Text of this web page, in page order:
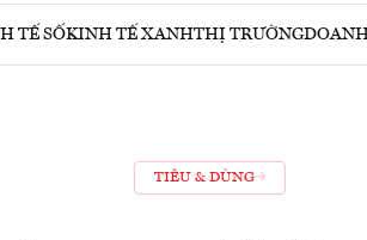
TẾ SỐKINH TẾ XANHTHỊ TRƯỜNG
TIÊU & DÙNG